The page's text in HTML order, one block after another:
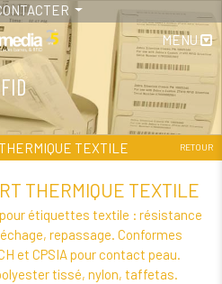
MENU
TEXTILE RETOUR
THERMIQUE TEXTILE
étiquettes textile : résistance
repassage. Conformes
et CPSIA pour contact peau.
tissé, nylon, taffetas.